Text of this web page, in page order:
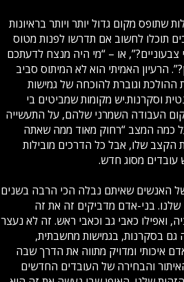
שתופס מקום גדול יותר ויותר בראיונות
תוכלו לחשוב אם תדרשו לפנות מטוס
צבעוניים?”, או – “מי היה מנצח לדעתכם
הרעיון האמיתי הוא לא המיתוס סביב
וגוברת להוכחה של גמישות
וסקרנות.יש מקומות שמביטים בי
העבודה השמרני שלהם, על התעשייה
כמה המצב “רחוק מאוד ממה שאתה
הקצב שלו, אבל כל הדרכים מובילות
מסוג חדש.
האנשים שאיתם נבלה הכי הרבה בשנים
שלנו. בני-אדם מדביקים זה את זה
ואפילו כאבי גב וכאבי ראש. זה לא נעצר
גם בסקרנות, בגמישות מחשבתית,
איכותי ומדויק מתווה את הדרך שבה
והבחירה של העובדים החדשים